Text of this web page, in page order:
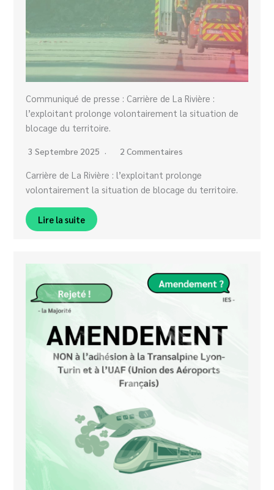
Communiqué de presse : Carrière de La Rivière :
l’exploitant prolonge volontairement la situation de
blocage du territoire.
3 Septembre 2025 2 Commentaires
Carrière de La Rivière : l’exploitant prolonge
volontairement la situation de blocage du territoire.
Lire la suite